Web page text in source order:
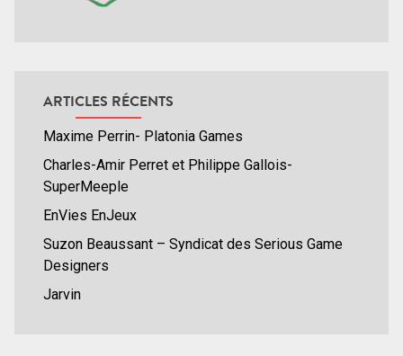
ARTICLES RÉCENTS
Maxime Perrin- Platonia Games
Charles-Amir Perret et Philippe Gallois-
SuperMeeple
EnVies EnJeux
Suzon Beaussant – Syndicat des Serious Game
Designers
Jarvin